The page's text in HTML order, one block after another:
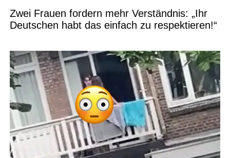
Zwei Frauen fordern mehr Verständnis: „Ihr
Deutschen habt das einfach zu respektieren!“